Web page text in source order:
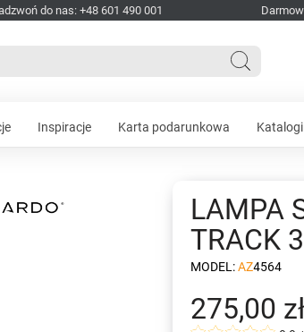
do nas: +48 601 490 001
Inspiracje Karta podarunkowa Katalogi
LAMPA
TRACK
MODEL:AZ4564
275,00